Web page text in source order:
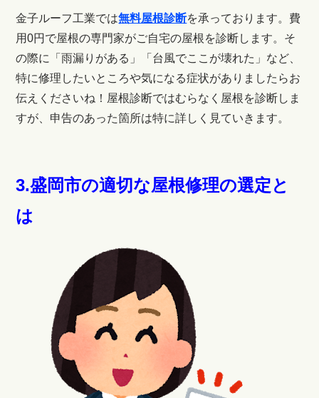
金子ルーフ工業では無料屋根診断を承っております。費
用0円で屋根の専門家がご自宅の屋根を診断します。 そ
の際に「雨漏りがある」「台風でここが壊れた」など、
特に修理したいところや気になる症状がありましたらお
伝えくださいね！屋根診断ではむらなく屋根を診断しま
すが、申告のあった箇所は特に詳しく見ていきます。
3.盛岡市の適切な屋根修理の選定と
は